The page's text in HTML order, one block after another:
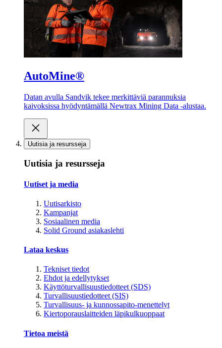
AutoMine®
Datan avulla Sandvik tekee merkittäviä parannuksia
kaivoksissa hyödyntämällä Newtrax Mining Data -alustaa.
Uutisia ja resursseja
Uutisia ja resursseja
Uutiset ja media
Uutisarkisto
Kampanjat
Sosiaalinen media
Solid Ground asiakaslehti
Lataa keskus
Tekniset tiedot
Ehdot ja edellytykset
Käyttöturvallisuustiedotteet (SDS)
Turvallisuustiedotteet (SIS)
Turvallisuus- ja kunnossapito-menettelyt
Kiertoporauslaitteiden läpikulkuoppaat
Tietoa meistä